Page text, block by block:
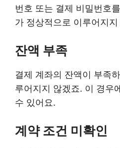
번호 또는 결제 비밀번호
가 정상적으로 이루어지
잔액 부족
결제 계좌의 잔액이 부족
루어지지 않겠죠. 이 경우
수 있어요.
계약 조건 미확인